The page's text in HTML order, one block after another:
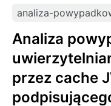
analiza-
Analiza
przez cache